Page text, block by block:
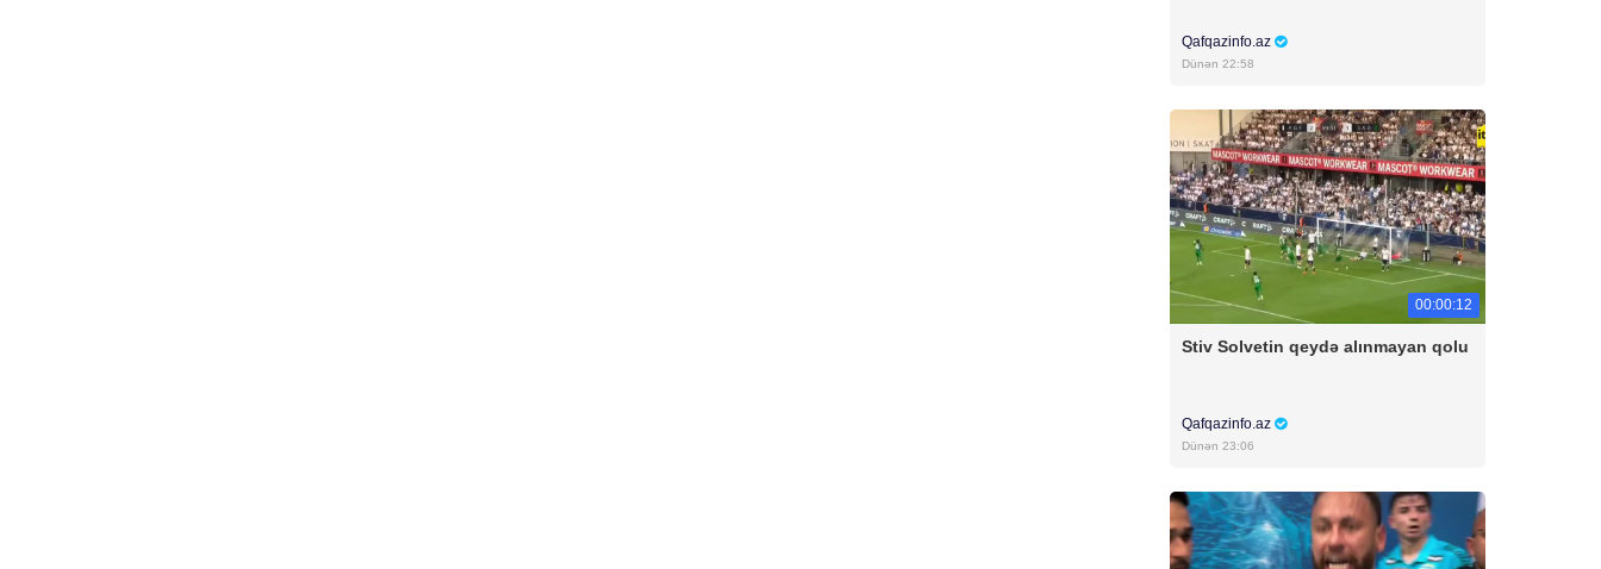
Qafqazinfo.az
Dünən 22:58
00:00:12
Stiv Solvetin qeydə alınmayan qolu
Qafqazinfo.az
Dünən 23:06